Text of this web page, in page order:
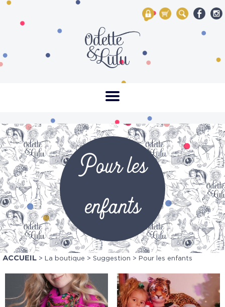
My Account
Mon panier
Rechercher
Pour les
enfants
ACCUEIL > La boutique > Suggestion > Pour les enfants